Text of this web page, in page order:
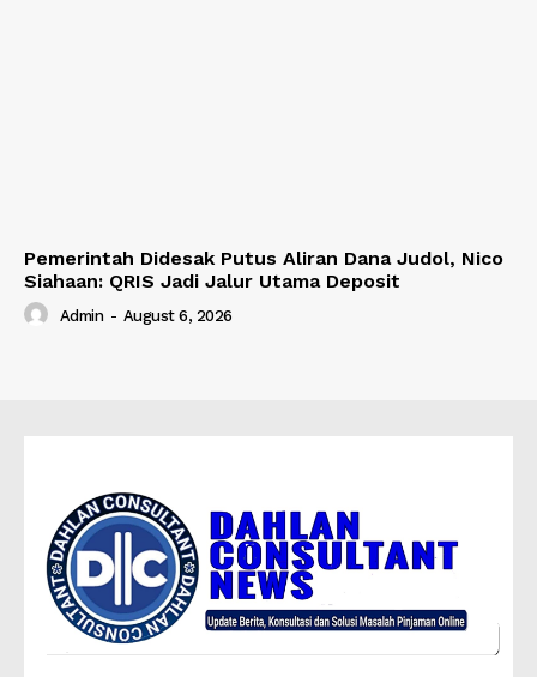
Pemerintah Didesak Putus Aliran Dana Judol, Nico
Siahaan: QRIS Jadi Jalur Utama Deposit
Admin - August 6, 2026